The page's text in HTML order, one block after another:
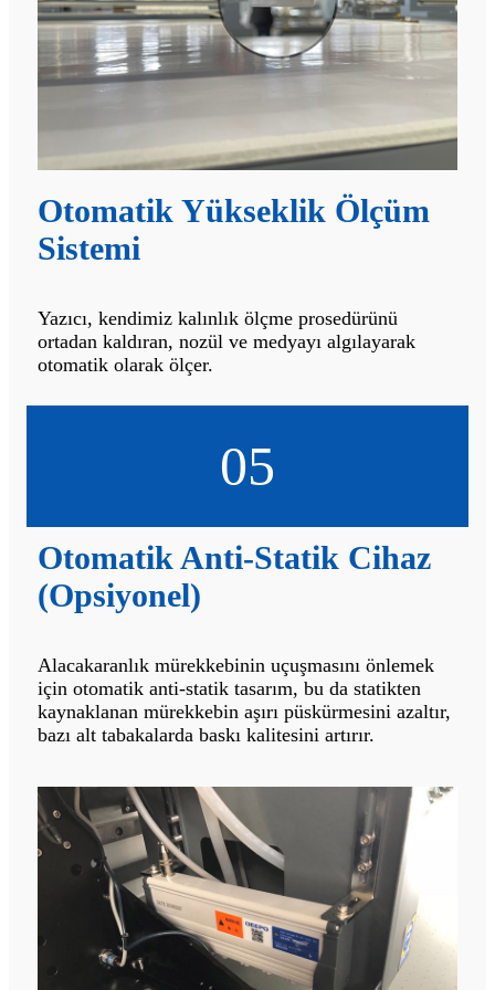
Otomatik Yükseklik Ölçüm
Sistemi
Yazıcı, kendimiz kalınlık ölçme prosedürünü
ortadan kaldıran, nozül ve medyayı algılayarak
otomatik olarak ölçer.
05
Otomatik Anti-Statik Cihaz
(Opsiyonel)
Alacakaranlık mürekkebinin uçuşmasını önlemek
için otomatik anti-statik tasarım, bu da statikten
kaynaklanan mürekkebin aşırı püskürmesini azaltır,
bazı alt tabakalarda baskı kalitesini artırır.